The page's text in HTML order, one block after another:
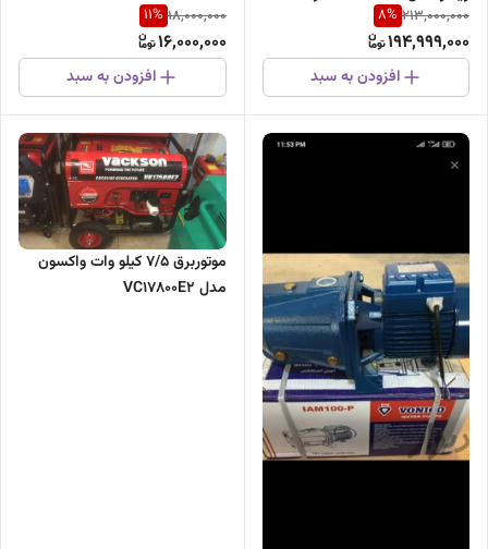
213,000,000
8%
194,999,000
افزودن به سبد
18,000,000
11%
16,000,000
افزودن به سبد
موتوربرق ۷/۵ کیلو وات واکسون
مدل VC17800E2